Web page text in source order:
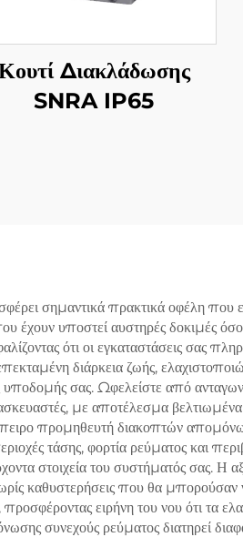
Διακλάδωσης
SNRA IP65
σημαντικά πρακτικά οφέλη που
έχουν υποστεί αυστηρές δοκιμές
ότι οι εγκαταστάσεις σας
διάρκεια ζωής,
υποδομής σας. Ωφελείστε από
με αποτέλεσμα
προμηθευτή διακοπτών
τάσης, φορτία ρεύματος και
στοιχεία του συστήματός σας. Η
καθυστερήσεις που θα
ειρήνη του νου ότι τα
συνεχούς ρεύματος διατηρεί